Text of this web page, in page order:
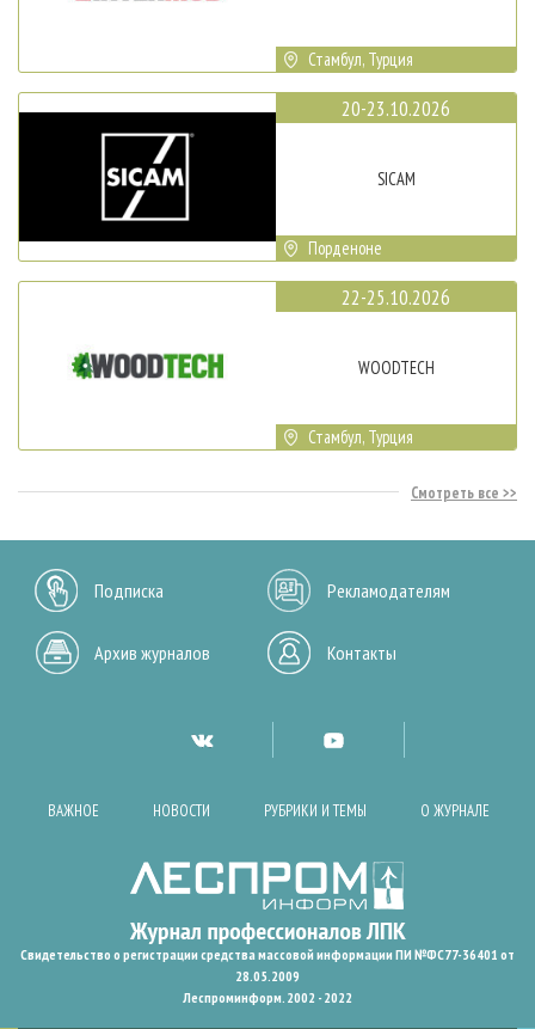
Стамбул, Турция
20-23.10.2026
SICAM
Порденоне
22-25.10.2026
WOODTECH
Стамбул, Турция
Смотреть все
Подписка Рекламодателям
Архив журналов Контакты
ВАЖНОЕ НОВОСТИ РУБРИКИ И ТЕМЫ О ЖУРНАЛЕ
Свидетельство о регистрации средства массовой информации ПИ №ФС77-36401 от
28.05.2009
Леспроминформ. 2002 - 2022